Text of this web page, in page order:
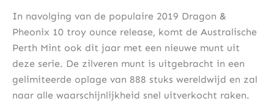
In navolging van de populaire 2019 Dragon &
Pheonix 10 troy ounce release, komt de Australische
Perth Mint ook dit jaar met een nieuwe munt uit
deze serie. De zilveren munt is uitgebracht in een
gelimiteerde oplage van 888 stuks wereldwijd en zal
naar alle waarschijnlijkheid snel uitverkocht raken.